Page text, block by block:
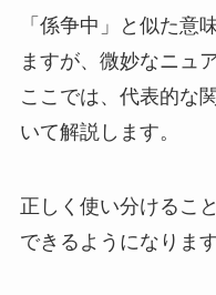
「係争中」と似た意
ますが、微妙なニュ
ここでは、代表的な
いて解説します。
正しく使い分けるこ
できるようになります